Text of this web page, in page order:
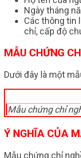
Ngày tháng
Các thông tin
chỉ, cấp độ
MẪU CHỨNG
Dưới đây là một
Mẫu chứng chỉ
Ý NGHĨA CỦA
Mẫu chứng chỉ